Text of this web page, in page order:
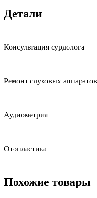
Детали
Консультация сурдолога
Ремонт слуховых аппаратов
Аудиометрия
Отопластика
Похожие товары